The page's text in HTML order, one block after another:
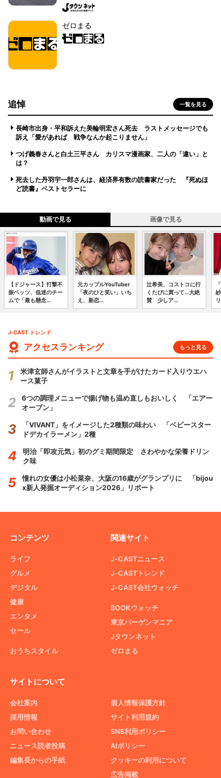
ゼロまる
追悼 一覧を見る
長崎市出身・平和訴えた美輪明宏さん死去 ラストメッセージでも
訴え「愛があれば 戦争なんか起こりません」
つげ義春さんと白土三平さん カリスマ漫画家、二人の「違い」と
は？
死去した丹羽宇一郎さんは、経済界有数の読書家だった 『死ぬほ
ど読書』ベストセラーに
動画で見る 画像で見る
【ドジャース】打撃不
振ベッツ、低迷のチー
ムで「最も懸念...
元カップルYouTuber
「夜のひと笑い」いち
え、新恋...
辻希美、コストコに行
くたびに買って...大絶
賛 少しア...
J-CAST トレンド
アクセスランキング もっと見る
米津玄師さんがイラストと文章を手がけたカード入りウエハ
ース菓子
6つの調理メニューで揚げ物も温め直しもおいしく 「エアー
オーブン」
「VIVANT」をイメージした2種類の味わい 「ベビースター
ドデカイラーメン」2種
明治「即攻元気」初のグミ期間限定 さわやかな栄養ドリン
ク味
憧れの女優は小松菜奈、大阪の16歳がグランプリに 「bijou
x新人発掘オーディション2026」リポート
コンテンツ
ライフ
グルメ
デジタル
健康
エンタメ
セール
おうちスタイル
関連サイト
J-CASTニュース
J-CASTトレンド
J-CAST会社ウォッチ
BOOKウォッチ
東京バーゲンマニア
Jタウンネット
ゼロまる
サイトについて
会社案内
採用情報
お問い合わせ
ニュース読者投稿
編集長からの手紙
個人情報保護方針
サイト利用規約
SNS利用ポリシー
AIポリシー
クッキーの利用について
広告掲載